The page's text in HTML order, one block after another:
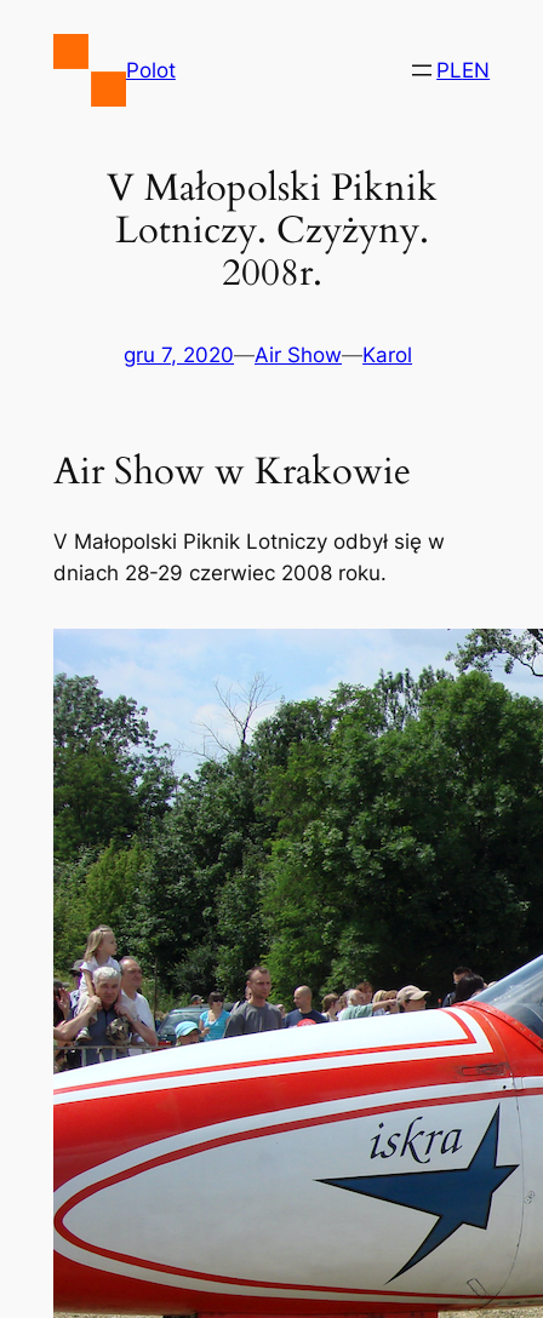
Polot PLEN
V Małopolski Piknik
Lotniczy. Czyżyny.
2008r.
gru 7, 2020—Air Show—Karol
Air Show w Krakowie
V Małopolski Piknik Lotniczy odbył się w
dniach 28-29 czerwiec 2008 roku.